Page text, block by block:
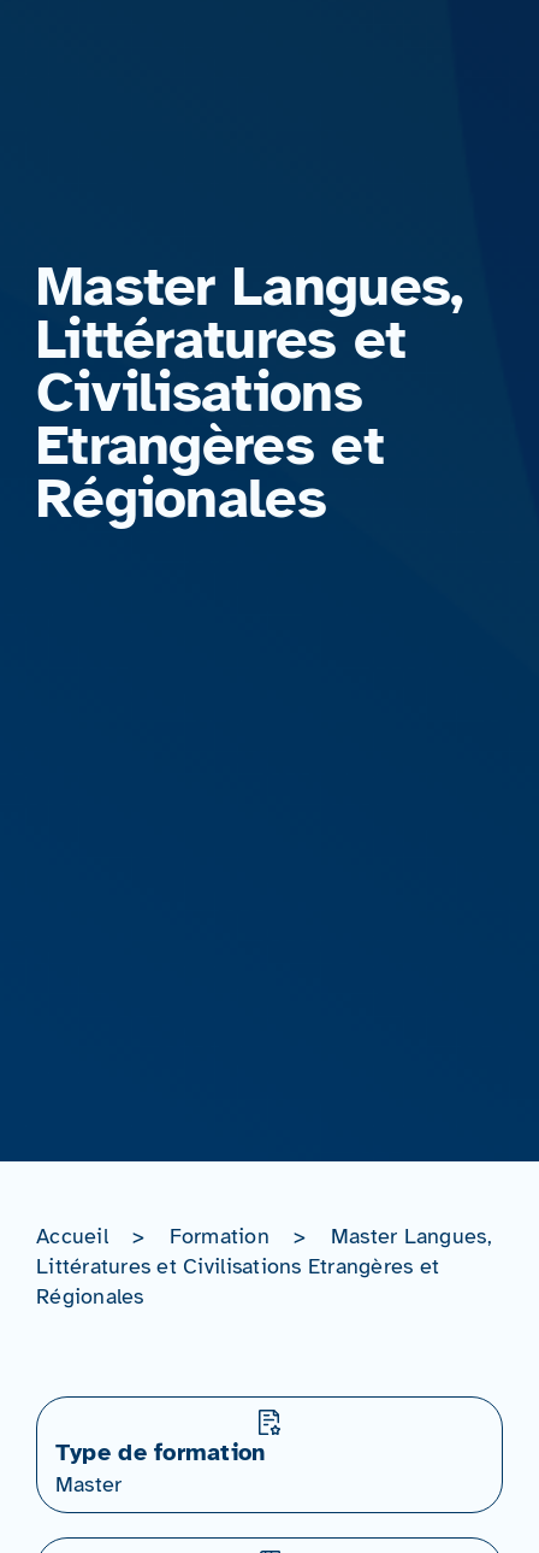
Master Langues,
Littératures et
Civilisations
Etrangères et
Régionales
Accueil > Formation >
Master Langues,
Littératures et Civilisations Etrangères et
Régionales
Type de formation
Master